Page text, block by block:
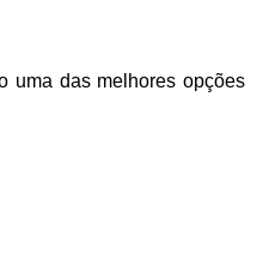
uma das melhores opções